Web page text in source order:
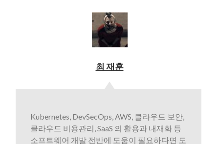
최 재훈
Kubernetes, DevSecOps, AWS, 클라우드 보안,
클라우드 비용관리, SaaS 의 활용과 내재화 등
소프트웨어 개발 전반에 도움이 필요하다면 도